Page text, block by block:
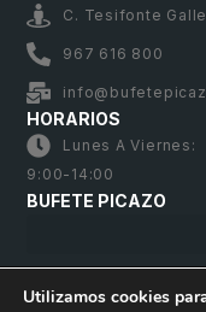
C. Tesifonte
967 616 800
HORARIOS
Lunes A Viernes:
9:00-14:00
BUFETE PICAZO
Utilizamos cookies